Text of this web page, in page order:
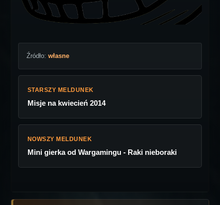
Źródło: własne
STARSZY MELDUNEK
Misje na kwiecień 2014
NOWSZY MELDUNEK
Mini gierka od Wargamingu - Raki nieboraki